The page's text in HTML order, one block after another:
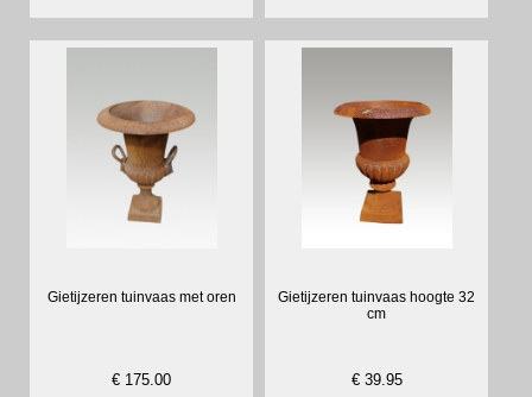
Gietijzeren tuinvaas met oren
€ 175.00
Gietijzeren tuinvaas hoogte 32
cm
€ 39.95